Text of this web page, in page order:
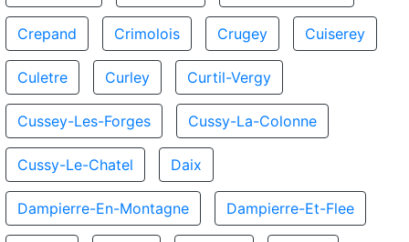
Crepand Crimolois Crugey Cuiserey
Culetre Curley Curtil-Vergy
Cussey-Les-Forges Cussy-La-Colonne
Cussy-Le-Chatel Daix
Dampierre-En-Montagne Dampierre-Et-Flee